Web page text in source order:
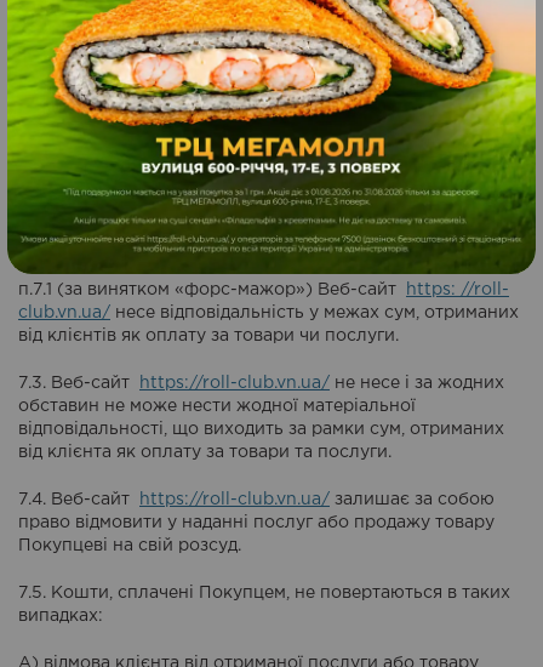
надаються за принципом «як є». Задіяні технічні системи
(веб-сторінка та сам сайтhttps://roll-club.vn.ua/) можуть
включати невиявлені технічні системи помилки,
наслідком яких є неможливість виконання замовлення,
покупки товару чи його невчасне виконання. Крім того,
до неможливості виконання замовлення або його
несвоєчасного виконання можуть призвести обставини,
зумовлені людським фактором або обставини
непереборної сили.
7.2. У разі неможливості або несвоєчасного виконання
п.7.1 (за винятком «форс-мажор») Веб-сайт
https: //roll-
club.vn.ua/ несе відповідальність у межах сум, отриманих
від клієнтів як оплату за товари чи послуги.
7.3. Веб-сайт https://roll-club.vn.ua/ не несе і за жодних
обставин не може нести жодної матеріальної
відповідальності, що виходить за рамки сум, отриманих
від клієнта як оплату за товари та послуги.
7.4. Веб-сайт https://roll-club.vn.ua/ залишає за собою
право відмовити у наданні послуг або продажу товару
Покупцеві на свій розсуд.
7.5. Кошти, сплачені Покупцем, не повертаються в таких
випадках:
А) відмова клієнта від отриманої послуги або товару